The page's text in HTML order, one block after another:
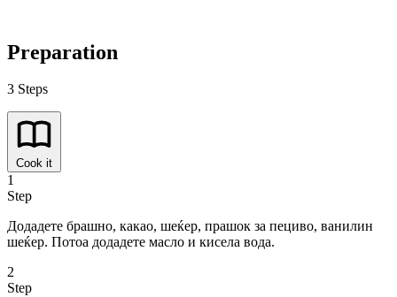
Preparation
3 Steps
Cook it
1
Step
Додадете брашно, какао, шеќер, прашок за пециво, ванилин
шеќер. Потоа додадете масло и кисела вода.
2
Step